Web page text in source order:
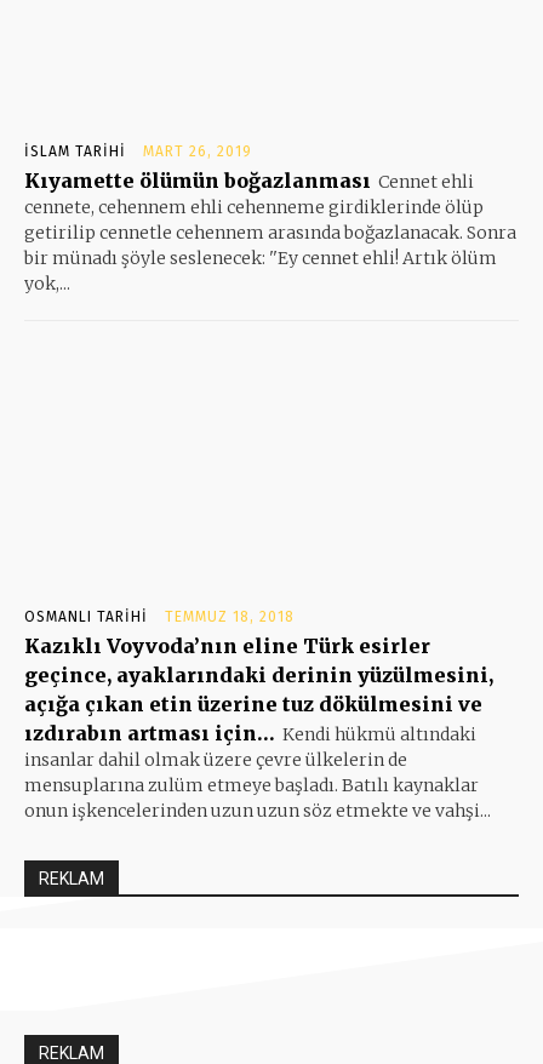
İSLAM TARIHI MART 26, 2019
Kıyamette ölümün boğazlanması Cennet ehli
cennete, cehennem ehli cehenneme girdiklerinde ölüp
getirilip cennetle cehennem arasında boğazlanacak. Sonra
bir münadı şöyle seslenecek: ''Ey cennet ehli! Artık ölüm
yok,...
OSMANLI TARIHI TEMMUZ 18, 2018
Kazıklı Voyvoda’nın eline Türk esirler
geçince, ayaklarındaki derinin yüzülmesini,
açığa çıkan etin üzerine tuz dökülmesini ve
ızdırabın artması için… Kendi hükmü altındaki
insanlar dahil olmak üzere çevre ülkelerin de
mensuplarına zulüm etmeye başladı. Batılı kaynaklar
onun işkencelerinden uzun uzun söz etmekte ve vahşi...
REKLAM
REKLAM